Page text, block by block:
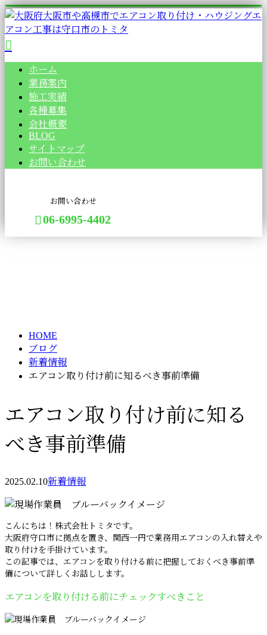
ホーム
業務案内
施工実績
各種募集
会社概要
BLOG
サイトマップ
お問い合わせ
お問い合わせ
06-6995-4402
HOME
ブログ
新着情報
エアコン取り付け前に知るべき事前準備
エアコン取り付け前に知る
べき事前準備
2025.02.10新着情報
こんにちは！株式会社トミタです。
大阪府守口市に拠点を置き、関西一円で業務用エアコンの入れ替えや
取り付けを手掛けています。
この記事では、エアコンを取り付ける前に把握しておくべき事前準
備について詳しくお話しします。
エアコンを取り付ける前にチェックすべきこと